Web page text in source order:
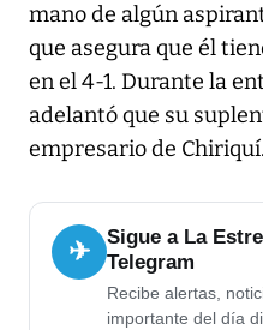
mano de algún
que asegura que él
en el 4-1. Durante la
adelantó que su
empresario de Chiriquí.
✈
Sigue a La
Telegram
Recibe alertas,
importante del día